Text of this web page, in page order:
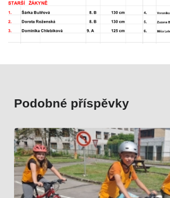
Podobné příspěvky